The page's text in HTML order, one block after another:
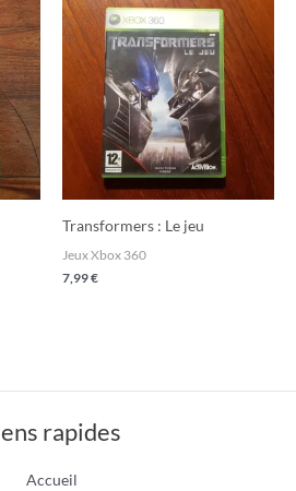
Transformers : Le jeu
Jeux Xbox 360
7,99€
rapides
Accueil